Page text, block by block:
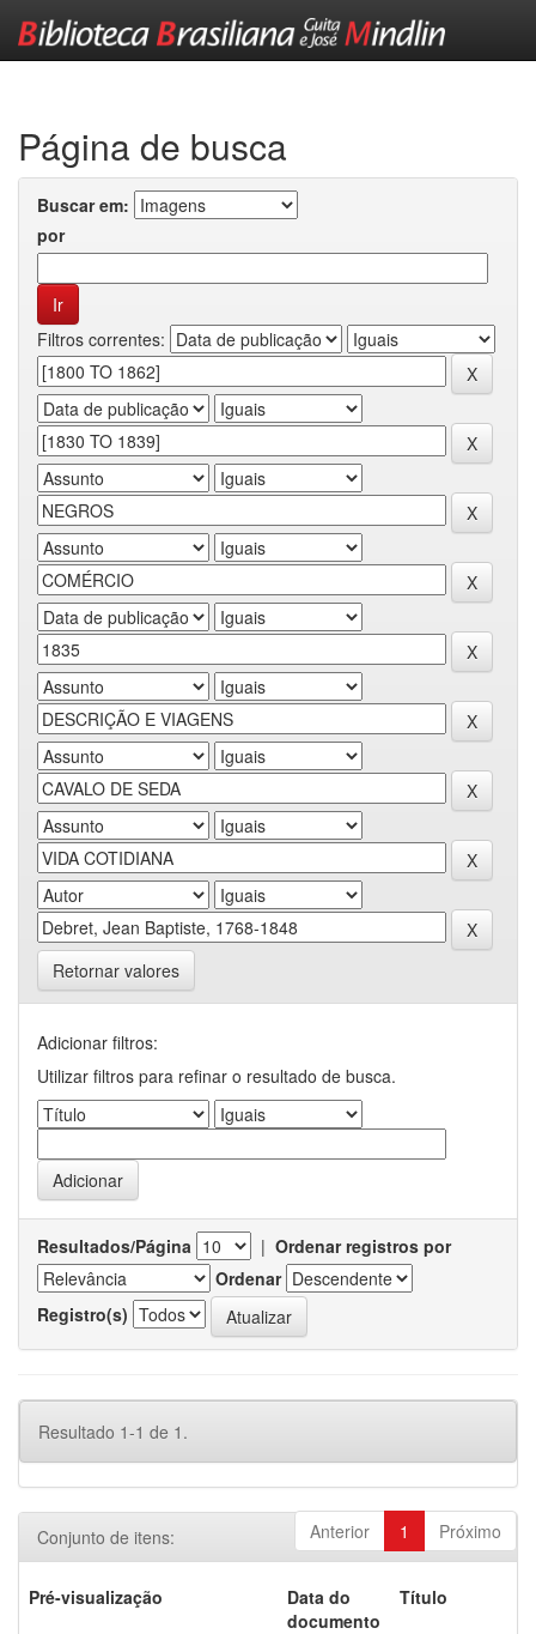
Página de busca
Buscar em:
por
Filtros correntes:
Retornar valores
Adicionar filtros:
Utilizar filtros para refinar o resultado de busca.
Resultados/Página | Ordenar registros por
Ordenar
Registro(s)
Resultado 1-1 de 1.
Anterior 1 Próximo
Conjunto de itens:
Pré-visualização
Data do
documento
Título